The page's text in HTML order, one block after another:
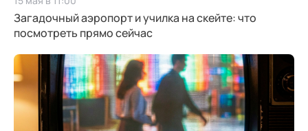
Загадочный аэропорт и училка на скейте: что
посмотреть прямо сейчас